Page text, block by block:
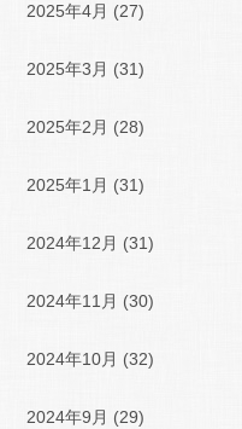
2025年4月 (27)
2025年3月 (31)
2025年2月 (28)
2025年1月 (31)
2024年12月 (31)
2024年11月 (30)
2024年10月 (32)
2024年9月 (29)